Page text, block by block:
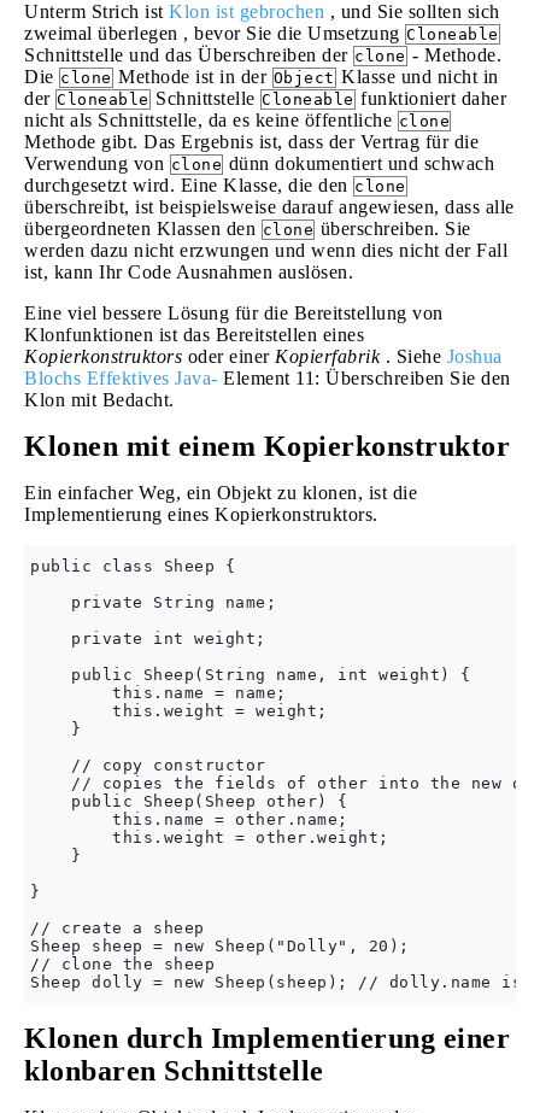
Unterm Strich ist Klon ist gebrochen , und Sie sollten sich
zweimal überlegen , bevor Sie die Umsetzung Cloneable
Schnittstelle und das Überschreiben der clone - Methode.
Die clone Methode ist in der Object Klasse und nicht in
der Cloneable Schnittstelle Cloneable funktioniert daher
nicht als Schnittstelle, da es keine öffentliche clone
Methode gibt. Das Ergebnis ist, dass der Vertrag für die
Verwendung von clone dünn dokumentiert und schwach
durchgesetzt wird. Eine Klasse, die den clone
überschreibt, ist beispielsweise darauf angewiesen, dass alle
übergeordneten Klassen den clone überschreiben. Sie
werden dazu nicht erzwungen und wenn dies nicht der Fall
ist, kann Ihr Code Ausnahmen auslösen.
Eine viel bessere Lösung für die Bereitstellung von
Klonfunktionen ist das Bereitstellen eines
Kopierkonstruktors oder einer Kopierfabrik. Siehe Joshua
Blochs Effektives Java- Element 11: Überschreiben Sie den
Klon mit Bedacht.
Klonen mit einem Kopierkonstruktor
Ein einfacher Weg, ein Objekt zu klonen, ist die
Implementierung eines Kopierkonstruktors.
public class Sheep {
    private String name;
    private int weight;
    public Sheep(String name, int weight) {
        this.name = name;
        this.weight = weight;
    }
    // copy constructor
// copies the fields of other into the new
    public Sheep(Sheep other) {
        this.name = other.name;
        this.weight = other.weight;
    }
}
// create a sheep
Sheep sheep = new Sheep("Dolly", 20);
// clone the sheep
Klonen durch Implementierung einer
klonbaren Schnittstelle